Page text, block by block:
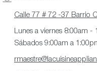
Calle 77 # 72 -37 Barrio
Lunes a viernes 8:00am
Sábados 9:00am a